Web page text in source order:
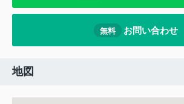
無料 お問い合わせ
地図